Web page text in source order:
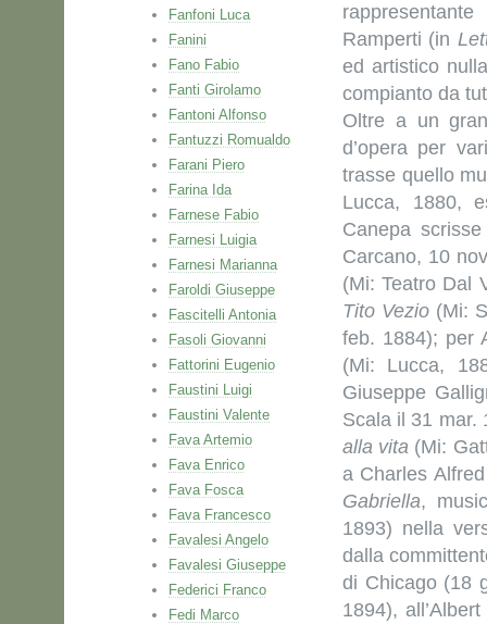
Fanfoni Luca
Fanini
Fano Fabio
Fanti Girolamo
Fantoni Alfonso
Fantuzzi Romualdo
Farani Piero
Farina Ida
Farnese Fabio
Farnesi Luigia
Farnesi Marianna
Faroldi Giuseppe
Fascitelli Antonia
Fasoli Giovanni
Fattorini Eugenio
Faustini Luigi
Faustini Valente
Fava Artemio
Fava Enrico
Fava Fosca
Fava Francesco
Favalesi Angelo
Favalesi Giuseppe
Federici Franco
Fedi Marco
Ramperti (in
ed artistico
compianto da
Oltre a un
d’opera per
trasse quello
Lucca, 1880,
Canepa
Carcano, 10
(Mi: Teatro Dal
Tito Vezio(Mi:
feb. 1884); per
(Mi: Lucca,
Giuseppe
Scala il 31 mar.
alla vita (Mi:
a Charles
Gabriella,
1893) nella
dalla
di Chicago (18
1894),